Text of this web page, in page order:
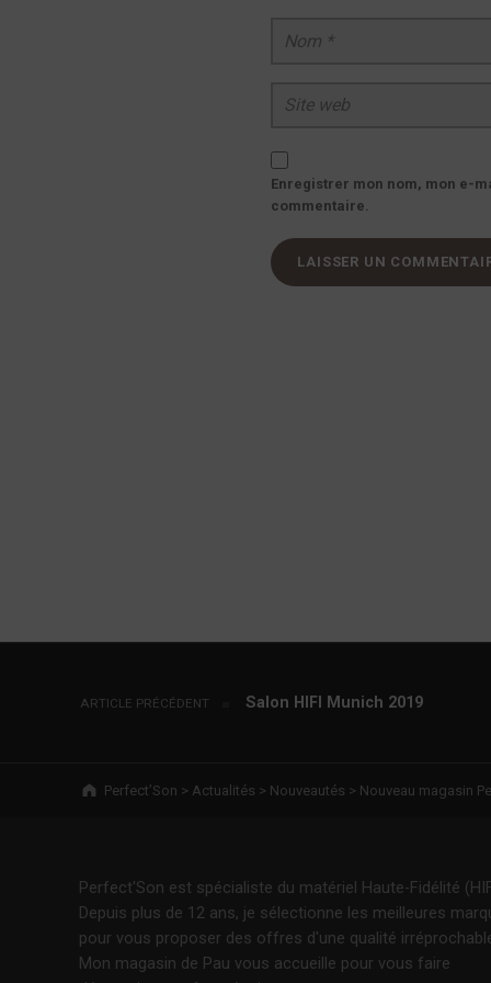
Enregistrer mon nom, mon e-
commentaire.
Navigation de l’article
ARTICLE PRÉCÉDENT Salon HIFI Munich 2019
Breadcrumbs navigation
Perfect’Son > Actualités > Nouveautés > Nouveau magasin
Perfect'Son est spécialiste du matériel Haute-Fidélité
Depuis plus de 12 ans, je sélectionne les meilleures
pour vous proposer des offres d'une qualité
Mon magasin de Pau vous accueille pour vous faire